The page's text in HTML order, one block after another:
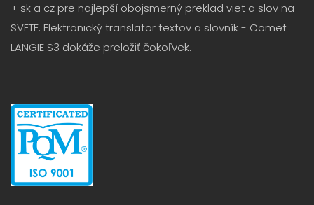
+ sk a cz pre najlepší obojsmerný preklad viet a slov na
SVETE. Elektronický translator textov a slovník - Comet
LANGIE S3 dokáže preložiť čokoľvek.